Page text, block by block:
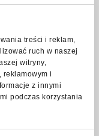
treści i reklam,
ruch w naszej
witryny,
reklamowym i
z innymi
podczas korzystania